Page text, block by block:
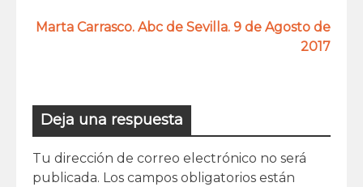
Marta Carrasco. Abc de Sevilla. 9 de Agosto de
2017
Deja una respuesta
Tu dirección de correo electrónico no será
publicada. Los campos obligatorios están